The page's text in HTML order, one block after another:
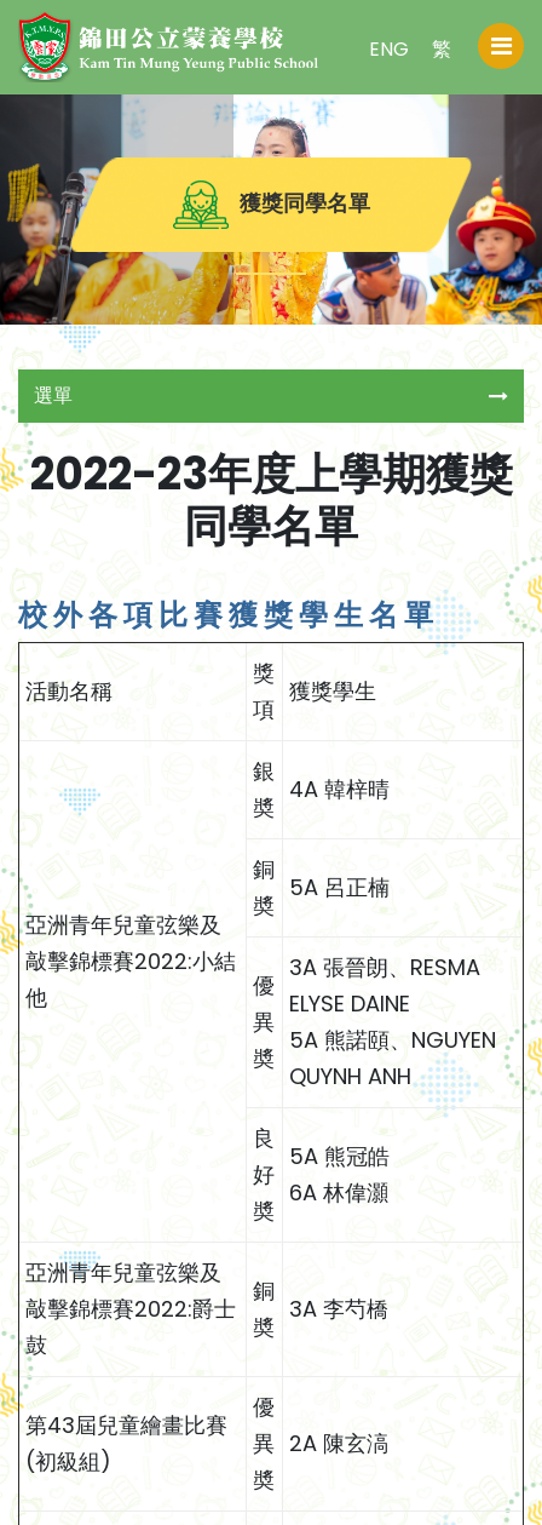
繁
ENG
獲獎同學名單
選單
2022-23年度上學期獲獎
同學名單
校 外 各 項 比 賽 獲 獎 學 生 名 單
活動名稱
獎
項
獲獎學生
亞洲青年兒童弦樂及
敲擊錦標賽2022:小結
他
銀
奬
4A 韓梓晴
銅
奬
5A 呂正楠
優
異
奬
3A 張晉朗、RESMA
ELYSE DAINE
5A 熊諾頤、NGUYEN
QUYNH ANH
良
好
奬
5A 熊冠皓
6A 林偉灝
亞洲青年兒童弦樂及
敲擊錦標賽2022:爵士
鼓
銅
奬
3A 李芍橋
第43屆兒童繪畫比賽
(初級組)
優
異
奬
2A 陳玄滈